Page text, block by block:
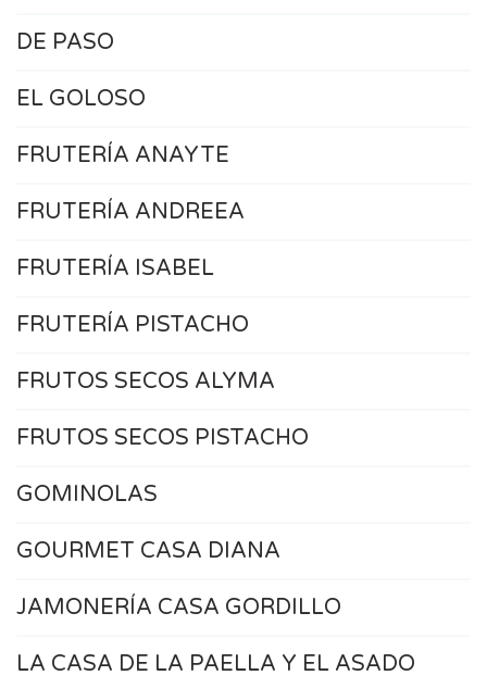
DE PASO
EL GOLOSO
FRUTERÍA ANAYTE
FRUTERÍA ANDREEA
FRUTERÍA ISABEL
FRUTERÍA PISTACHO
FRUTOS SECOS ALYMA
FRUTOS SECOS PISTACHO
GOMINOLAS
GOURMET CASA DIANA
JAMONERÍA CASA GORDILLO
LA CASA DE LA PAELLA Y EL ASADO